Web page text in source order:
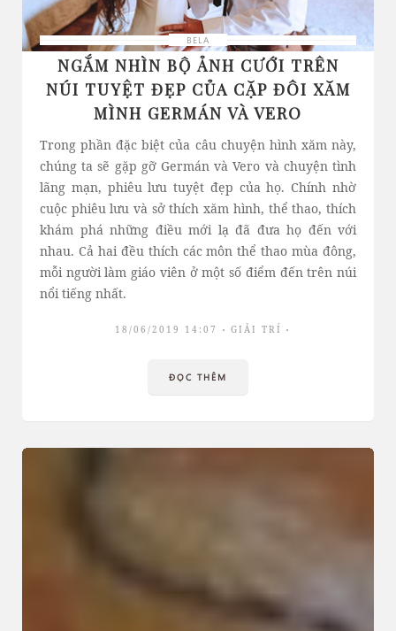
BELA
NGẮM NHÌN BỘ ẢNH CƯỚI TRÊN
NÚI TUYỆT ĐẸP CỦA CẶP ĐÔI XĂM
MÌNH GERMÁN VÀ VERO
Trong phần đặc biệt của câu chuyện hình xăm này,
chúng ta sẽ gặp gỡ Germán và Vero và chuyện tình
lãng mạn, phiêu lưu tuyệt đẹp của họ. Chính nhờ
cuộc phiêu lưu và sở thích xăm hình, thể thao, thích
khám phá những điều mới lạ đã đưa họ đến với
nhau. Cả hai đều thích các môn thể thao mùa đông,
mỗi người làm giáo viên ở một số điểm đến trên núi
nổi tiếng nhất.
18/06/2019 14:07 GIẢI TRÍ
ĐỌC THÊM